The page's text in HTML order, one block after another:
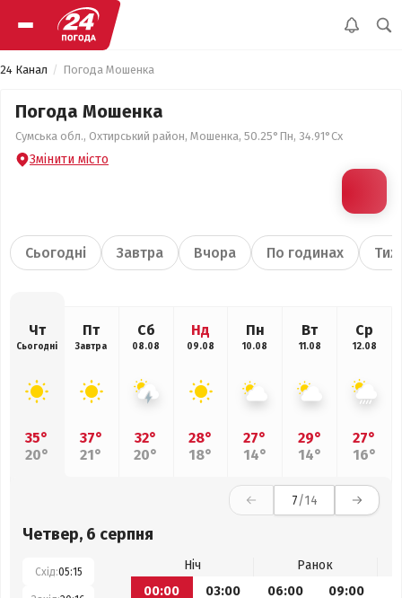
24 Канал Погода Мошенка
Погода Мошенка
Сумська обл., Охтирський район, Мошенка, 50.25°Пн, 34.91°Сх
Змінити місто
Сьогодні Завтра Вчора По годинах
Чт
Сьогодні
35°
20°
Пт
Завтра
37°
21°
Сб
08.08
32°
20°
Нд
09.08
28°
18°
Пн
10.08
27°
14°
Вт
11.08
29°
14°
Ср
12.08
27°
16°
7/14
Четвер, 6 серпня
Схід:05:15 Ніч
Ранок
00:00
03:00 06:00 09:00